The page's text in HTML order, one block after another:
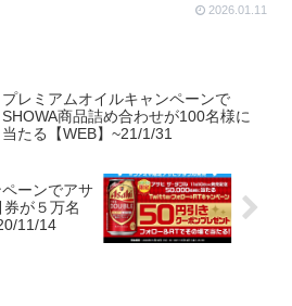
2026.01.11
プレミアムオイルキャンペーンで
SHOWA商品詰め合わせが100名様に
当たる【WEB】~21/1/31
ーンでアサ
が５万名
11/14